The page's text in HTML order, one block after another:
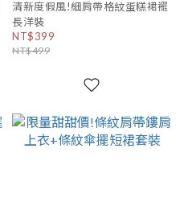
清新度假風!細肩帶格紋蛋糕裙襬
長洋裝
NT$399
NT$499